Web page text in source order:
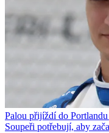
Palou přijíždí do
Soupeři potřebují, aby